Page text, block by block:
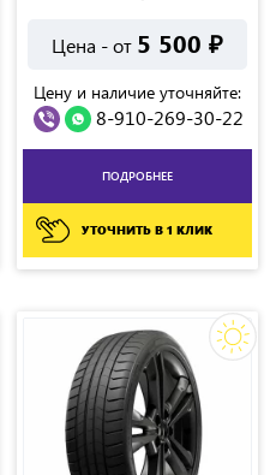
Цена - от 5 500 ₽
Цену и наличие уточняйте:
8-910-269-30-22
ПОДРОБНЕЕ
УТОЧНИТЬ В 1 КЛИК